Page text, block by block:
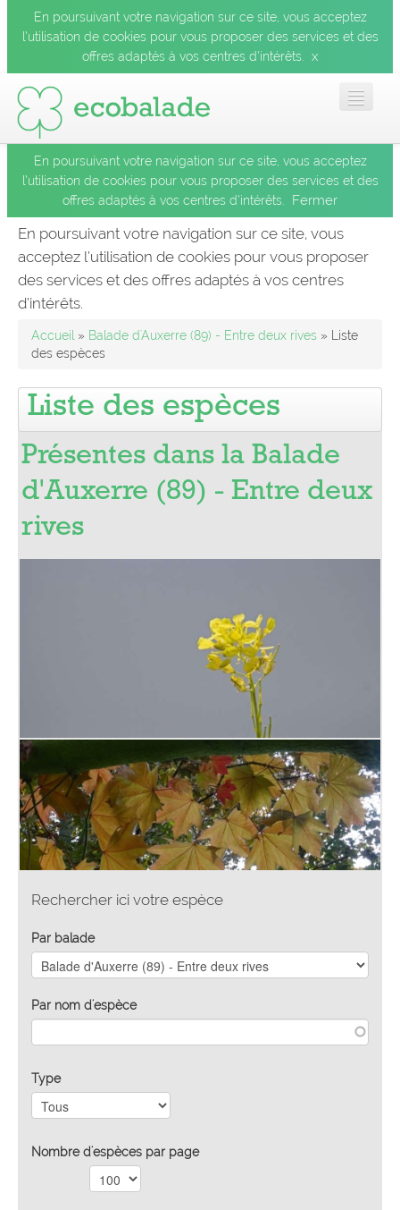
En poursuivant votre navigation sur ce site, vous acceptez
l’utilisation de cookies pour vous proposer des services et des
offres adaptés à vos centres d’intérêts.
x
Accueil
Les balades
Les espèces
Pro
En poursuivant votre navigation sur ce site, vous acceptez
l’utilisation de cookies pour vous proposer des services et des
offres adaptés à vos centres d’intérêts.
Fermer
En poursuivant votre navigation sur ce site, vous
acceptez l’utilisation de cookies pour vous proposer
des services et des offres adaptés à vos centres
d’intérêts.
Accueil » Balade d'Auxerre (89) - Entre deux rives » Liste
des espèces
Liste des espèces
Présentes dans la Balade
d'Auxerre (89) - Entre deux
rives
Rechercher ici votre espèce
Par balade
Par nom d'espèce
Type
Nombre d'espèces par page